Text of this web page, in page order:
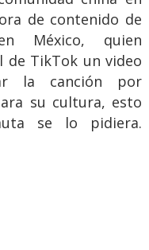
de contenido de
México, quien
TikTok un video
la canción por
su cultura, esto
se lo pidiera.